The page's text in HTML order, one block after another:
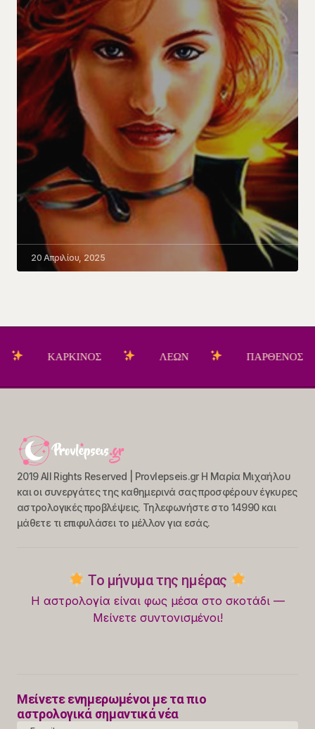
20 Απριλίου, 2025
ΚΑΡΚΙΝΟΣ ΛΕΩΝ ΠΑΡΘΕΝΟΣ
2019 All Rights Reserved | Provlepseis.gr Η Μαρία Μιχαήλου
και οι συνεργάτες της καθημερινά σας προσφέρουν έγκυρες
αστρολογικές προβλέψεις. Τηλεφωνήστε στο 14990 και
μάθετε τι επιφυλάσει το μέλλον για εσάς.
Το μήνυμα της ημέρας
Η αστρολογία είναι φως μέσα στο σκοτάδι —
Μείνετε συντονισμένοι!
Μείνετε ενημερωμένοι με τα πιο
αστρολογικά σημαντικά νέα